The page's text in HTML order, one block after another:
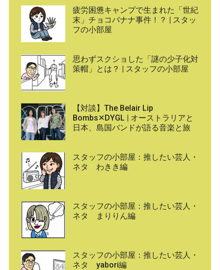
疲労困憊キャンプで生まれた「世紀
末」チョコバナナ事件！？ | スタッ
フの小部屋
思わずスクショした「謎の少子化対
策帽」とは？ | スタッフの小部屋
【対談】The Belair Lip
Bombs✕DYGL | オーストラリアと
日本、島国バンドが語る音楽と旅
スタッフの小部屋：推したい芸人・
ネタ わきき編
スタッフの小部屋：推したい芸人・
ネタ まりりん編
スタッフの小部屋：推したい芸人・
ネタ yabori編